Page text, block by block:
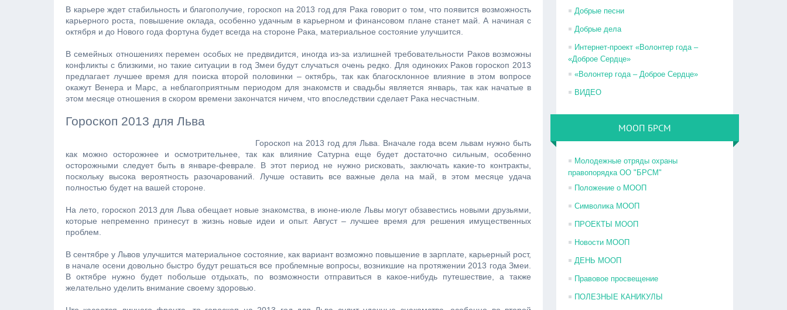
В карьере ждет стабильность и благополучие, гороскоп на 2013 год для Рака говорит о том, что появится возможность
карьерного роста, повышение оклада, особенно удачным в карьерном и финансовом плане станет май. А начиная с
октября и до Нового года фортуна будет всегда на стороне Рака, материальное состояние улучшится.
В семейных отношениях перемен особых не предвидится, иногда из-за излишней требовательности Раков возможны
конфликты с близкими, но такие ситуации в год Змеи будут случаться очень редко. Для одиноких Раков гороскоп 2013
предлагает лучшее время для поиска второй половинки – октябрь, так как благосклонное влияние в этом вопросе
окажут Венера и Марс, а неблагоприятным периодом для знакомств и свадьбы является январь, так как начатые в
этом месяце отношения в скором времени закончатся ничем, что впоследствии сделает Рака несчастным.
Гороскоп 2013 для Льва
Гороскоп на 2013 год для Льва. Вначале года всем львам нужно быть
как можно осторожнее и осмотрительнее, так как влияние Сатурна еще будет достаточно сильным, особенно
осторожными следует быть в январе-феврале. В этот период не нужно рисковать, заключать какие-то контракты,
поскольку высока вероятность разочарований. Лучше оставить все важные дела на май, в этом месяце удача
полностью будет на вашей стороне.
На лето, гороскоп 2013 для Льва обещает новые знакомства, в июне-июле Львы могут обзавестись новыми друзьями,
которые непременно принесут в жизнь новые идеи и опыт. Август – лучшее время для решения имущественных
проблем.
В сентябре у Львов улучшится материальное состояние, как вариант возможно повышение в зарплате, карьерный рост,
в начале осени довольно быстро будут решаться все проблемные вопросы, возникшие на протяжении 2013 года Змеи.
В октябре нужно будет побольше отдыхать, по возможности отправиться в какое-нибудь путешествие, а также
желательно уделить внимание своему здоровью.
Добрые песни
Добрые дела
Интернет-проект «Волонтер года –
«Доброе Сердце»
«Волонтер года – Доброе Сердце»
ВИДЕО
МООП БРСМ
Молодежные отряды охраны
правопорядка ОО "БРСМ"
Положение о МООП
Символика МООП
ПРОЕКТЫ МООП
Новости МООП
ДЕНЬ МООП
Правовое просвещение
ПОЛЕЗНЫЕ КАНИКУЛЫ